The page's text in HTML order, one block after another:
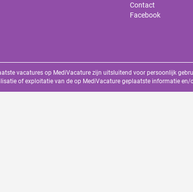
Contact
Facebook
vacatures op MediVacature zijn uitsluitend voor persoonlijk
of exploitatie van de op MediVacature geplaatste informatie